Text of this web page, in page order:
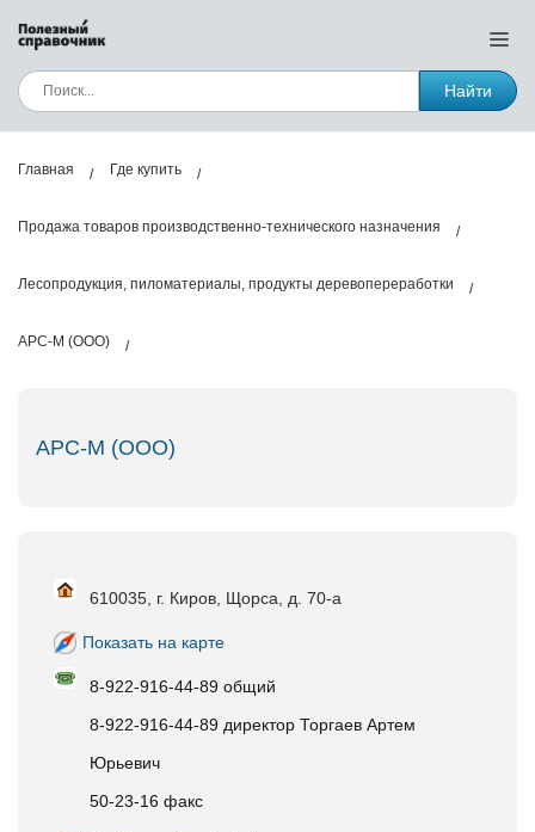
Найти
Главная Где купить
Продажа товаров производственно-технического назначения
Лесопродукция, пиломатериалы, продукты деревопереработки
АРС-М (ООО)
АРС-М (ООО)
610035, г. Киров, Щорса, д. 70-а
Показать на карте
8-922-916-44-89 общий
8-922-916-44-89 директор Торгаев Артем
Юрьевич
50-23-16 факс